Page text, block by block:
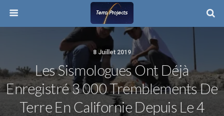
8 Juillet 2019
Les Sismologues Ont Déjà
Enregistré 3 000 Tremblements De
Terre En Californie Depuis Le 4